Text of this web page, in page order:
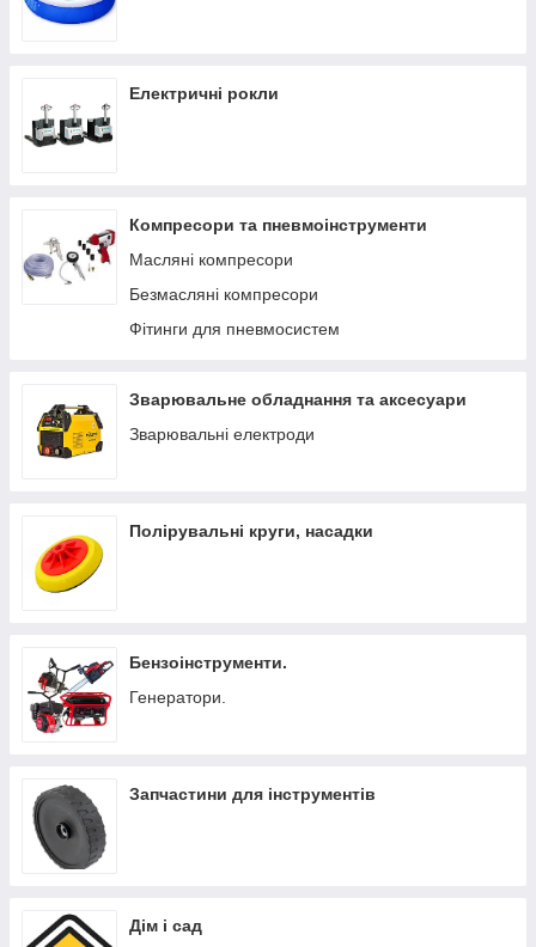
Електричні рокли
Компресори та пневмоінструменти
Масляні компресори
Безмасляні компресори
Фітинги для пневмосистем
Зварювальне обладнання та аксесуари
Зварювальні електроди
Полірувальні круги, насадки
Бензоінструменти.
Генератори.
Запчастини для інструментів
Дім і сад